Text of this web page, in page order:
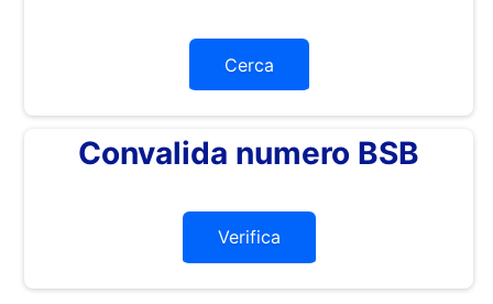
Cerca
Convalida numero BSB
Verifica